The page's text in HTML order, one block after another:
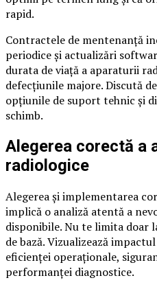
rapid.
Contractele de mentenanță
periodice și actualizări
durata de viață a aparaturii
defecțiunile majore. Discută
opțiunile de suport tehnic și
schimb.
Alegerea corectă a
radiologice
Alegerea și implementarea
implică o analiză atentă a
disponibile. Nu te limita doar
de bază. Vizualizează
eficienței operaționale,
performanței diagnostice.